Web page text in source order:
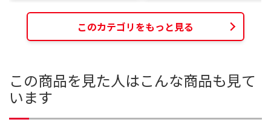
このカテゴリをもっと見る
この商品を見た人はこんな商品も見て
います